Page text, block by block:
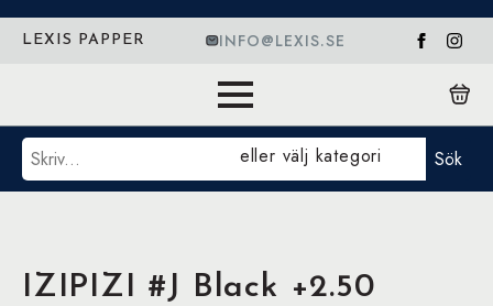
LEXIS PAPPER INFO@LEXIS.SE
Sök eller välj kategori Sök
IZIPIZI #J Black +2.50